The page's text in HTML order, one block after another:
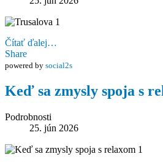
Čítať ďalej…
Share
powered by social2s
Keď sa zmysly spoja s
Podrobnosti
25. jún 2026